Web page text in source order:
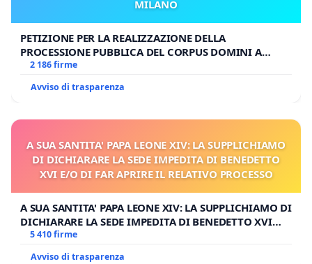
MILANO
PETIZIONE PER LA REALIZZAZIONE DELLA
PROCESSIONE PUBBLICA DEL CORPUS DOMINI A
MILANO
2 186 firme
Avviso di trasparenza
A SUA SANTITA' PAPA LEONE XIV: LA SUPPLICHIAMO
DI DICHIARARE LA SEDE IMPEDITA DI BENEDETTO
XVI E/O DI FAR APRIRE IL RELATIVO PROCESSO
A SUA SANTITA' PAPA LEONE XIV: LA SUPPLICHIAMO DI
DICHIARARE LA SEDE IMPEDITA DI BENEDETTO XVI
E/O DI FAR APRIRE IL RELATIVO PROCESSO
5 410 firme
Avviso di trasparenza